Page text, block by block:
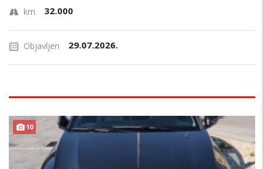
km 32.000
Objavljen 29.07.2026.
10